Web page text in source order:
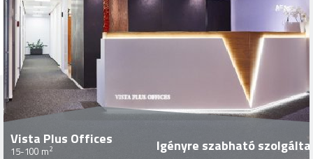
Vista Plus Offices
15-100 m2 Igényre szabható